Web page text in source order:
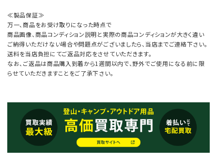
≪製品保証≫
万一、商品をお受け取りになった時点で
商品画像、商品コンディション説明と実際の商品コンディションが大きく違い
ご納得いただけない場合や問題点がございましたら、当店までご連絡下さい。
送料を当店負担にてご返品対応をさせていただきます。
なお、ご返品は商品購入到着から1週間以内で、野外でご使用になる前に限
らせていただきますことをご了承下さい。